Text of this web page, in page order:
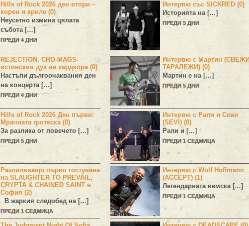
Hills of Rock 2026 ден втори –
корен и криле (0)
Неусетно измина цялата
събота […]
ПРЕДИ 4 ДНИ
REJECTION, CRO-MAGS-
истинския дух на хардкора (0)
Настъпи дългоочаквания ден
на концерта […]
ПРЕДИ 4 ДНИ
Hills of Rock 2026 Ден първи:
Мрачната гротеска (0)
За разлика от повечето […]
ПРЕДИ 5 ДНИ
Разпиляващо първо гостуване
на SLAUGHTER TO PREVAIL,
CRYPTA & CHAINED SAINT в
София (2)
В жаркия следобед на […]
ПРЕДИ 1 СЕДМИЦА
Интервю със SICKRED (0)
Историята на […]
ПРЕДИ 5 ДНИ
Интервю с Мартин (СВЕЖИ
ТАРАЛЕЖИ) (0)
Мартин е на […]
ПРЕДИ 5 ДНИ
Интервю с Рали и Севи
(SEVI) (0)
Рали и […]
ПРЕДИ 1 СЕДМИЦА
Интервю с Wolf Hoffmann
(ACCEPT) (1)
Легендарната немска […]
ПРЕДИ 1 СЕДМИЦА